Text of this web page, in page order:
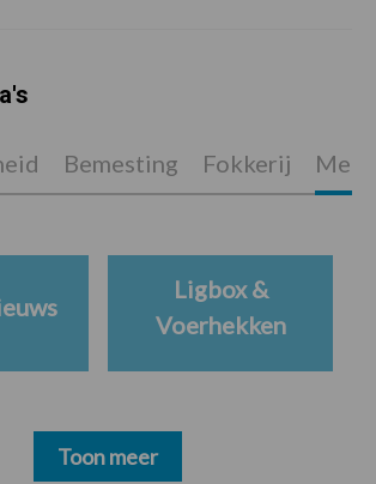
Bemesting Fokkerij
Ligbox &
Voerhekken
Toon meer